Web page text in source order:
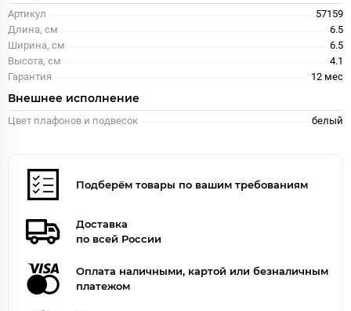
Артикул
57159
Длина, см
6.5
Ширина, см
6.5
Высота, см
4.1
Гарантия
12 меc
Внешнее исполнение
Цвет плафонов и подвесок белый
Подберём товары по вашим требованиям
Доставка
по всей России
Оплата наличными, картой или безналичным
платежом